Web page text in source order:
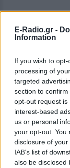
E-Radio.gr -
Information
If you wish to
processing of
targeted
section to
opt-out request is
interest-based
us or personal
your opt-out. You
disclosure of
IAB’s list of
also be disclosed
ΔΕΙΤΕ